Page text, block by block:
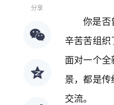
分享
你是否
辛苦苦组
面对一个
景，都是
交流。